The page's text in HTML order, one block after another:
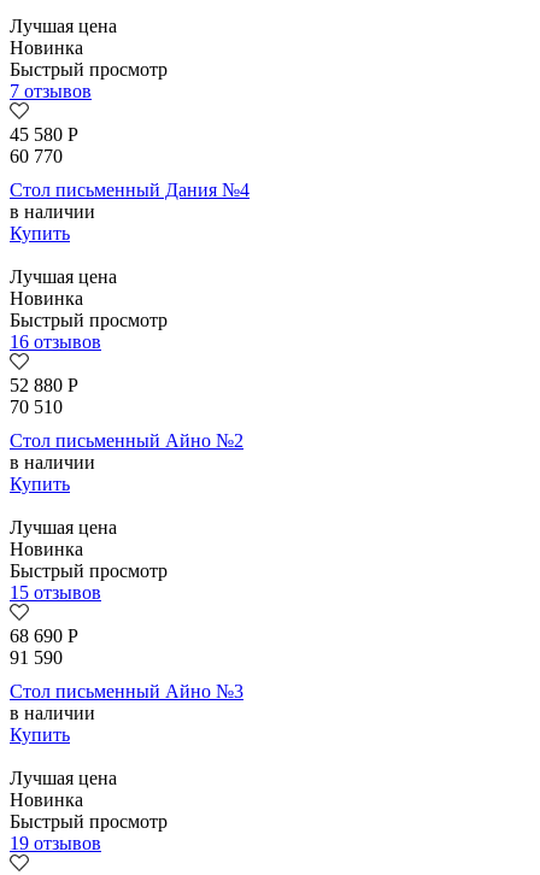
Лучшая цена
Новинка
Быстрый просмотр
7 отзывов
45 580 Р
60 770
Стол письменный Дания №4
в наличии
Купить
Лучшая цена
Новинка
Быстрый просмотр
16 отзывов
52 880 Р
70 510
Стол письменный Айно №2
в наличии
Купить
Лучшая цена
Новинка
Быстрый просмотр
15 отзывов
68 690 Р
91 590
Стол письменный Айно №3
в наличии
Купить
Лучшая цена
Новинка
Быстрый просмотр
19 отзывов